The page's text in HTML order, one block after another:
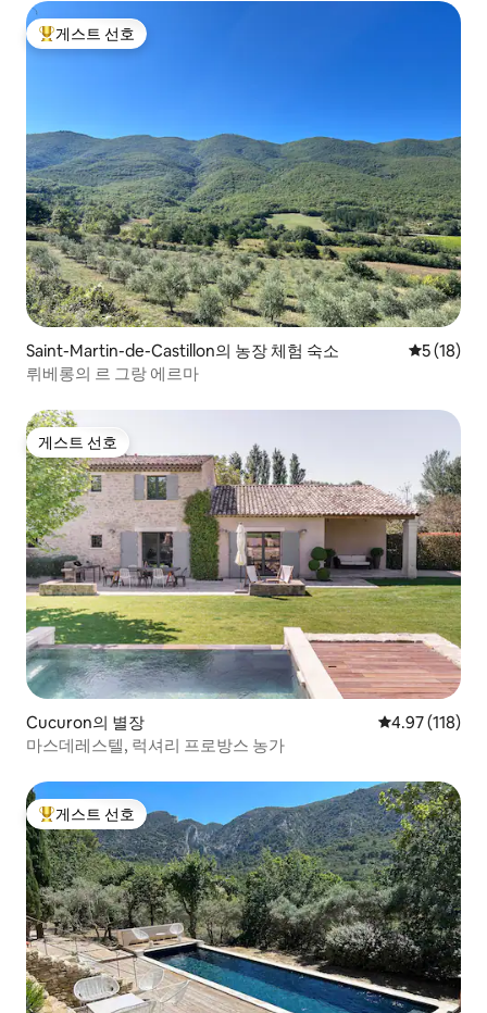
상위 게스트 선호
게스트 선호
Saint-Martin-de-Castillon의 농장 체험 숙소 평점 5점
5 (18)
뤼베롱의 르 그랑 에르마
게스트 선호
게스트 선호
Cucuron의 별장 평점 4.97점(5
4.97 (118)
마스데레스텔, 럭셔리 프로방스 농가
상위 게스트 선호
게스트 선호